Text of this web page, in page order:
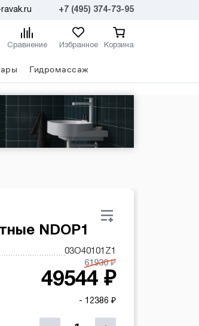
+7 (495) 374-73-95
Сравнение Избранное Корзина
Гидромассаж
NDOP1
03O40101Z1
61930 ₽
49544 ₽
- 12386 ₽